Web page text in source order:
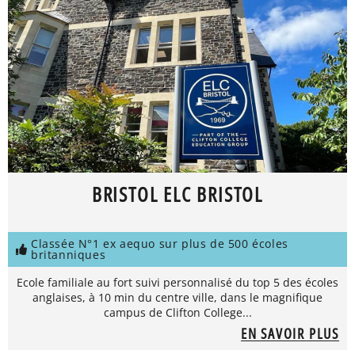
BRISTOL ELC BRISTOL
Classée N°1 ex aequo sur plus de 500 écoles
britanniques
Ecole familiale au fort suivi personnalisé du top 5 des écoles
anglaises, à 10 min du centre ville, dans le magnifique
campus de Clifton College...
EN SAVOIR PLUS